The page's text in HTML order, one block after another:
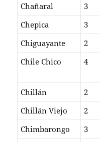
Chañaral
3
Chepica
3
Chiguayante
2
Chile Chico
4
Chillán
2
Chillán Viejo
2
Chimbarongo
3